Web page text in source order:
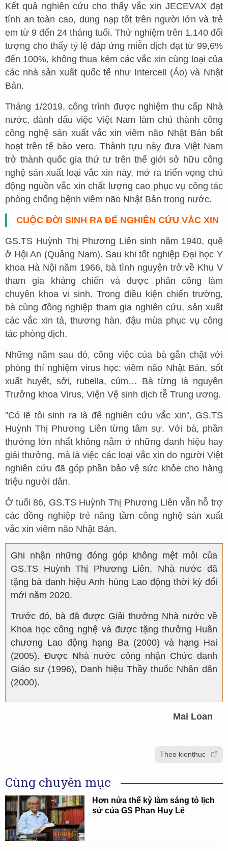
Kết quả nghiên cứu cho thấy vắc xin JECEVAX đạt
tính an toàn cao, dung nạp tốt trên người lớn và trẻ
em từ 9 đến 24 tháng tuổi. Thử nghiệm trên 1.140 đối
tượng cho thấy tỷ lệ đáp ứng miễn dịch đạt từ 99,6%
đến 100%, không thua kém các vắc xin cùng loại của
các nhà sản xuất quốc tế như Intercell (Áo) và Nhật
Bản.
Tháng 1/2019, công trình được nghiệm thu cấp Nhà
nước, đánh dấu việc Việt Nam làm chủ thành công
công nghệ sản xuất vắc xin viêm não Nhật Bản bất
hoạt trên tế bào vero. Thành tựu này đưa Việt Nam
trở thành quốc gia thứ tư trên thế giới sở hữu công
nghệ sản xuất loại vắc xin này, mở ra triển vọng chủ
động nguồn vắc xin chất lượng cao phục vụ công tác
phòng chống bệnh viêm não Nhật Bản trong nước.
CUỘC ĐỜI SINH RA ĐỂ NGHIÊN CỨU VẮC XIN
GS.TS Huỳnh Thị Phương Liên sinh năm 1940, quê
ở Hội An (Quảng Nam). Sau khi tốt nghiệp Đại học Y
khoa Hà Nội năm 1966, bà tình nguyện trở về Khu V
tham gia kháng chiến và được phân công làm
chuyên khoa vi sinh. Trong điều kiện chiến trường,
bà cùng đồng nghiệp tham gia nghiên cứu, sản xuất
các vắc xin tả, thương hàn, đậu mùa phục vụ công
tác phòng dịch.
Những năm sau đó, công việc của bà gắn chặt với
phòng thí nghiệm virus học: viêm não Nhật Bản, sốt
xuất huyết, sởi, rubella, cúm… Bà từng là nguyên
Trưởng khoa Virus, Viện Vệ sinh dịch tễ Trung ương.
"Có lẽ tôi sinh ra là để nghiên cứu vắc xin", GS.TS
Huỳnh Thị Phương Liên từng tâm sự. Với bà, phần
thưởng lớn nhất không nằm ở những danh hiệu hay
giải thưởng, mà là việc các loại vắc xin do người Việt
nghiên cứu đã góp phần bảo vệ sức khỏe cho hàng
triệu người dân.
Ở tuổi 86, GS.TS Huỳnh Thị Phương Liên vẫn hỗ trợ
các đồng nghiệp trẻ nâng tầm công nghệ sản xuất
vắc xin viêm não Nhật Bản.
Ghi nhận những đóng góp không mệt mỏi của
GS.TS Huỳnh Thị Phương Liên, Nhà nước đã
tặng bà danh hiệu Anh hùng Lao động thời kỳ đổi
mới năm 2020.
Trước đó, bà đã được Giải thưởng Nhà nước về
Khoa học công nghệ và được tặng thưởng Huân
chương Lao động hạng Ba (2000) và hạng Hai
(2005). Được Nhà nước công nhận Chức danh
Giáo sư (1996), Danh hiệu Thầy thuốc Nhân dân
(2000).
Mai Loan
Theo kienthuc
Cùng chuyên mục
Hơn nửa thế kỷ làm sáng tỏ lịch
sử của GS Phan Huy Lê